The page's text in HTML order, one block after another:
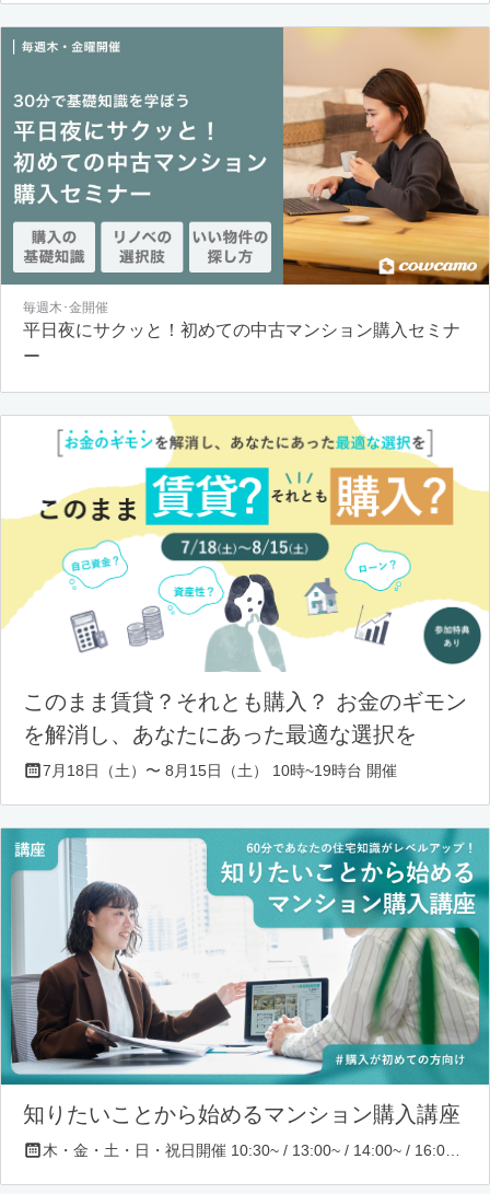
毎週木･金開催
平日夜にサクッと！初めての中古マンション購入セミナ
ー
このまま賃貸？それとも購入？ お金のギモン
を解消し、あなたにあった最適な選択を
7月18日（土）〜 8月15日（土） 10時~19時台 開催
知りたいことから始めるマンション購入講座